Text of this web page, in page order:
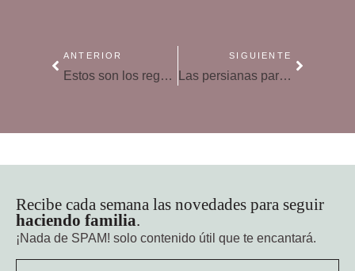
ANTERIOR
Estos son los regalos originales para tener éxito esta Navidad
SIGUIENTE
Las persianas para mejorar la iluminación de tu hogar
Recibe cada semana las novedades para seguir
haciendo familia.
¡Nada de SPAM! solo contenido útil que te encantará.